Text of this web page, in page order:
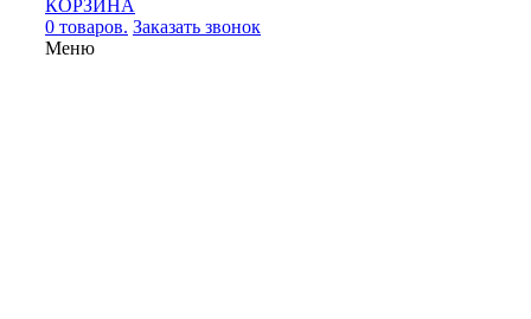
КОРЗИНА
0 товаров. Заказать звонок
Меню